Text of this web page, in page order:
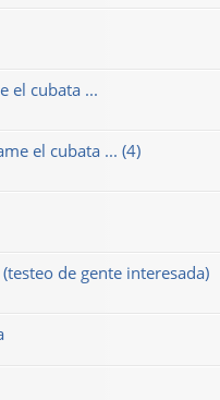
el cubata ...
el cubata ... (4)
de gente interesada)